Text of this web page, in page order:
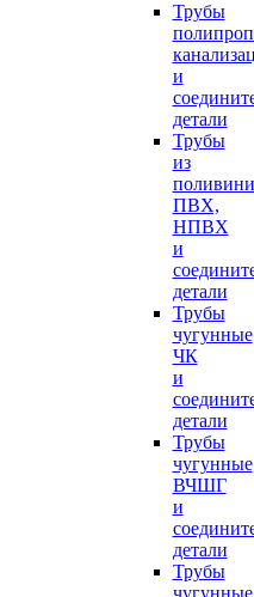
Трубы
и
детали
Трубы
из
ПВХ,
НПВХ
и
детали
Трубы
чугунные
ЧК
и
детали
Трубы
чугунные
ВЧШГ
и
детали
Трубы
чугунные